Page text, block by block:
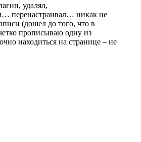
удалял,
перенастраивал… никак не
(дошел до того, что в
прописываю одну из
находиться на странице – не